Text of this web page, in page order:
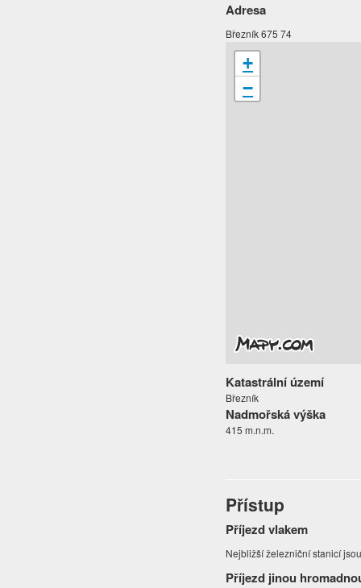
Adresa
Březník 675 74
+
−
Katastrální území
Březník
Nadmořská výška
415 m.n.m.
Přístup
Příjezd vlakem
Nejbližší železniční stanicí
Příjezd jinou